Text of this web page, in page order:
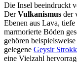
Die Insel beeindruckt
DerVulkanismus der
Ebenen aus Lava,
marmorierte Böden
gehören
gelegene Geysir
eine Vielzahl